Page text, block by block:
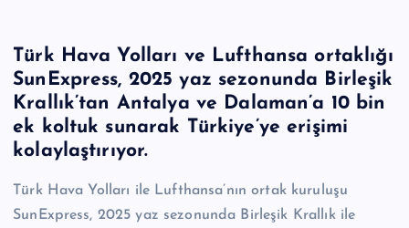
Türk Hava Yolları ve Lufthansa ortaklığı
SunExpress, 2025 yaz sezonunda Birleşik
Krallık’tan Antalya ve Dalaman’a 10 bin
ek koltuk sunarak Türkiye’ye erişimi
kolaylaştırıyor.
Türk Hava Yolları ile Lufthansa’nın ortak kuruluşu
SunExpress, 2025 yaz sezonunda Birleşik Krallık ile